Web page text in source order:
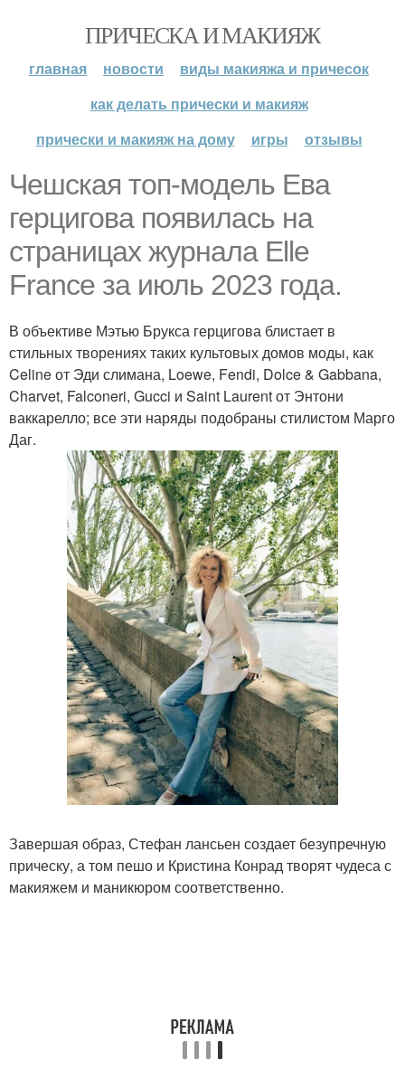
ПРИЧЕСКА И МАКИЯЖ
главная новости
виды макияжа и причесок
как делать прически и макияж
прически и макияж на дому
игры отзывы
Чешская топ-модель Ева
герцигова появилась на
страницах журнала Elle
France за июль 2023 года.
В объективе Мэтью Брукса герцигова блистает в
стильных творениях таких культовых домов моды, как
Celine от Эди слимана, Loewe, Fendi, Dolce & Gabbana,
Charvet, Falconeri, Gucci и Saint Laurent от Энтони
ваккарелло; все эти наряды подобраны стилистом Марго
Даг.
Завершая образ, Стефан лансьен создает безупречную
прическу, а том пешо и Кристина Конрад творят чудеса с
макияжем и маникюром соответственно.